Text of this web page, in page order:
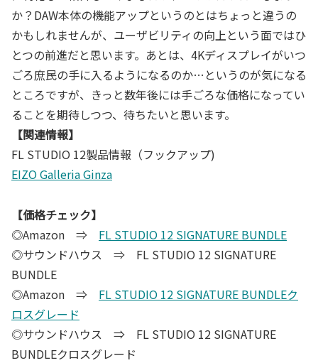
か？DAW本体の機能アップというのとはちょっと違うの
かもしれませんが、ユーザビリティの向上という面ではひ
とつの前進だと思います。あとは、4Kディスプレイがいつ
ごろ庶民の手に入るようになるのか…というのが気になる
ところですが、きっと数年後には手ごろな価格になってい
ることを期待しつつ、待ちたいと思います。
【関連情報】
FL STUDIO 12製品情報（フックアップ)
EIZO Galleria Ginza
【価格チェック】
◎Amazon ⇒ FL STUDIO 12 SIGNATURE BUNDLE
◎サウンドハウス ⇒ FL STUDIO 12 SIGNATURE
BUNDLE
◎Amazon ⇒ FL STUDIO 12 SIGNATURE BUNDLEク
ロスグレード
◎サウンドハウス ⇒ FL STUDIO 12 SIGNATURE
BUNDLEクロスグレード